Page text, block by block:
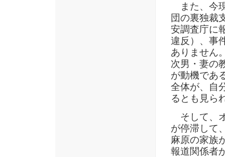
また、今
団の裏独裁
安調査庁に
違反）、事
ありません
次男・妻の
が動機であ
全体が、自
るとも見ら
そして、
が停滞して
麻原の家族
報道関係者